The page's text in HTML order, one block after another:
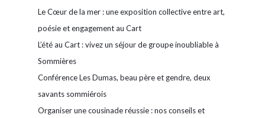
Le Cœur de la mer : une exposition collective entre art,
poésie et engagement au Cart
L’été au Cart : vivez un séjour de groupe inoubliable à
Sommières
Conférence Les Dumas, beau père et gendre, deux
savants sommiérois
Organiser une cousinade réussie : nos conseils et